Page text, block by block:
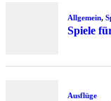
Allgemein,
Spiele
Ausflüge